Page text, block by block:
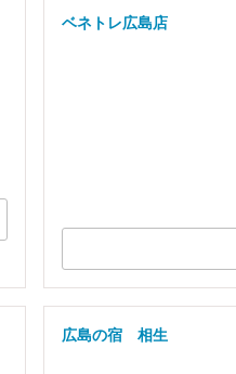
ベネトレ広島店
広島の宿 相生